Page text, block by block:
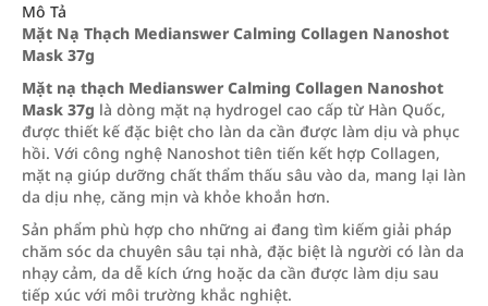
Mô Tả
Mặt Nạ Thạch Medianswer Calming Collagen Nanoshot
Mask 37g
Mặt nạ thạch Medianswer Calming Collagen Nanoshot
Mask 37g là dòng mặt nạ hydrogel cao cấp từ Hàn Quốc,
được thiết kế đặc biệt cho làn da cần được làm dịu và phục
hồi. Với công nghệ Nanoshot tiên tiến kết hợp Collagen,
mặt nạ giúp dưỡng chất thẩm thấu sâu vào da, mang lại làn
da dịu nhẹ, căng mịn và khỏe khoắn hơn.
Sản phẩm phù hợp cho những ai đang tìm kiếm giải pháp
chăm sóc da chuyên sâu tại nhà, đặc biệt là người có làn da
nhạy cảm, da dễ kích ứng hoặc da cần được làm dịu sau
tiếp xúc với môi trường khắc nghiệt.